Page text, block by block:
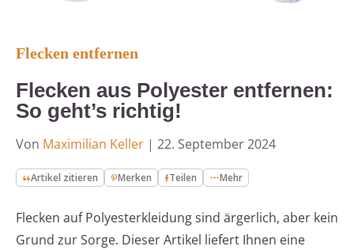
Flecken entfernen
Flecken aus Polyester entfernen:
So geht’s richtig!
Von Maximilian Keller | 22. September 2024
Artikel zitieren Merken Teilen Mehr
Flecken auf Polyesterkleidung sind ärgerlich, aber kein
Grund zur Sorge. Dieser Artikel liefert Ihnen eine